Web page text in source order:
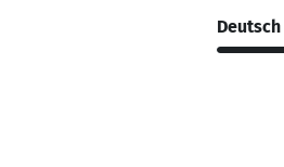
Deutsch